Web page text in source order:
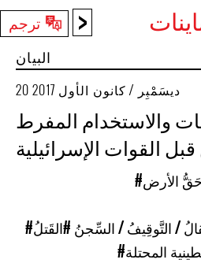
< ترجم
البيان
20 ديسَمْبِر / كانون الأول 2017
والاستخدام المفرط
القوات الإسرائيلية
الأرض
/ التَّوقِيفُ / السِّجنُ #القَتلُ
المحتلة